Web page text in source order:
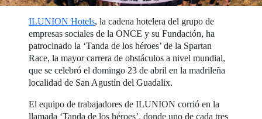
ILUNION Hotels, la cadena hotelera del grupo de
empresas sociales de la ONCE y su Fundación, ha
patrocinado la ‘Tanda de los héroes’ de la Spartan
Race, la mayor carrera de obstáculos a nivel mundial,
que se celebró el domingo 23 de abril en la madrileña
localidad de San Agustín del Guadalix.
El equipo de trabajadores de ILUNION corrió en la
llamada ‘Tanda de los héroes’, donde uno de cada tres